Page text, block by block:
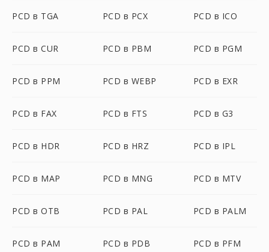
PCD в TGA PCD в PCX PCD в ICO
PCD в CUR PCD в PBM PCD в PGM
PCD в PPM PCD в WEBP PCD в EXR
PCD в FAX PCD в FTS PCD в G3
PCD в HDR PCD в HRZ PCD в IPL
PCD в MAP PCD в MNG PCD в MTV
PCD в OTB PCD в PAL PCD в PALM
PCD в PAM PCD в PDB PCD в PFM